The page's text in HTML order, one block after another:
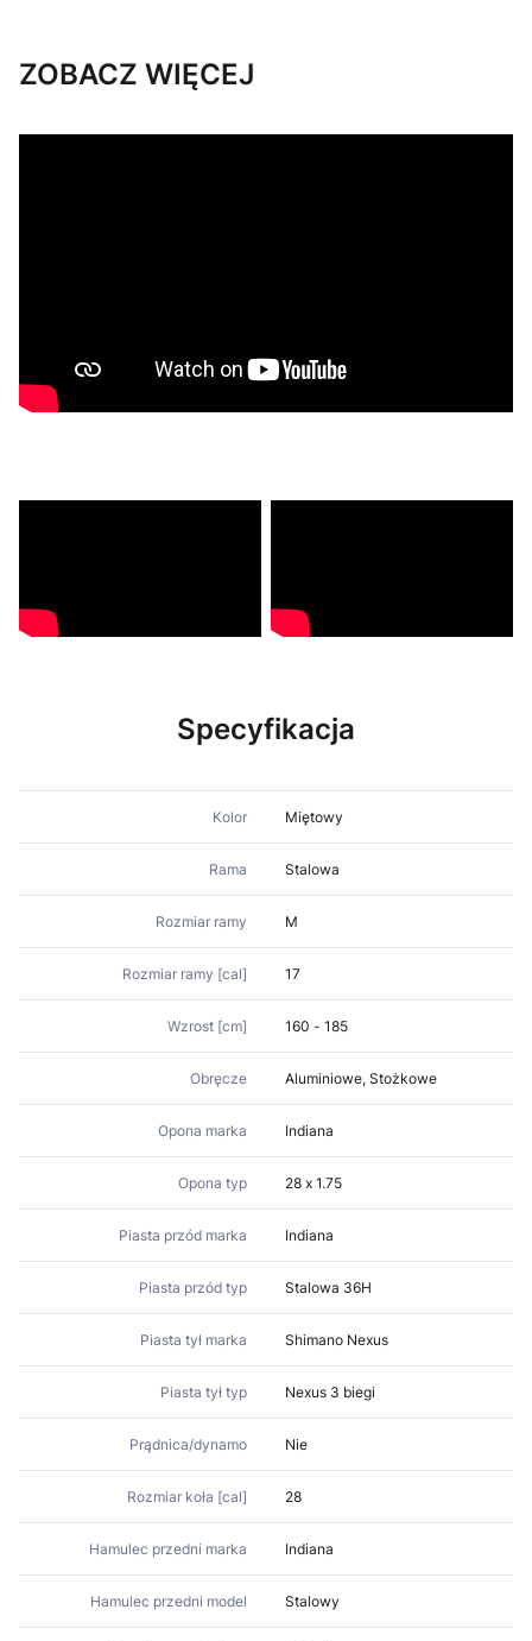
ZOBACZ WIĘCEJ
Specyfikacja
Kolor Miętowy
Rama Stalowa
Rozmiar ramy M
Rozmiar ramy [cal] 17
Wzrost [cm] 160 - 185
Obręcze Aluminiowe, Stożkowe
Opona marka Indiana
Opona typ 28 x 1.75
Piasta przód marka Indiana
Piasta przód typ Stalowa 36H
Piasta tył marka Shimano Nexus
Piasta tył typ Nexus 3 biegi
Prądnica/dynamo Nie
Rozmiar koła [cal] 28
Hamulec przedni marka Indiana
Hamulec przedni model Stalowy